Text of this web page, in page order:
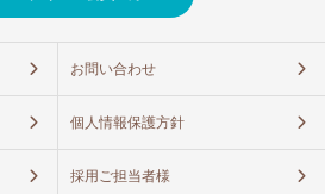
お問い合わせ
個人情報保護方針
採用ご担当者様